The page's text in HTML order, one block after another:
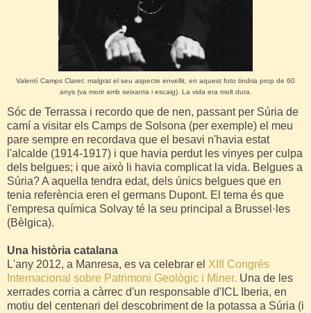
Valentí Camps Claret: malgrat el seu aspecte envellit, en aquest foto tindria prop de 60
anys (va morir amb seixanta i escaig). La vida era molt dura.
Sóc de Terrassa i recordo que de nen, passant per Súria de
camí a visitar els Camps de Solsona (per exemple) el meu
pare sempre en recordava que el besavi n'havia estat
l'alcalde (1914-1917) i que havia perdut les vinyes per culpa
dels belgues; i que això li havia complicat la vida. Belgues a
Súria? A aquella tendra edat, dels únics belgues que en
tenia referència eren el germans Dupont. El tema és que
l'empresa química Solvay té la seu principal a Brussel·les
(Bèlgica).
Una història catalana
L'any 2012, a Manresa, es va celebrar el XIII Congrés
Internacional sobre Patrimoni Geològic i Miner. Una de les
xerrades corria a càrrec d'un responsable d'ICL Iberia, en
motiu del centenari del descobriment de la potassa a Súria (i